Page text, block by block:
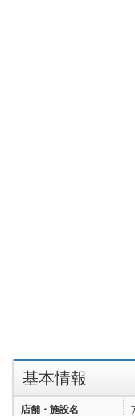
基本情報
店舗・施設名